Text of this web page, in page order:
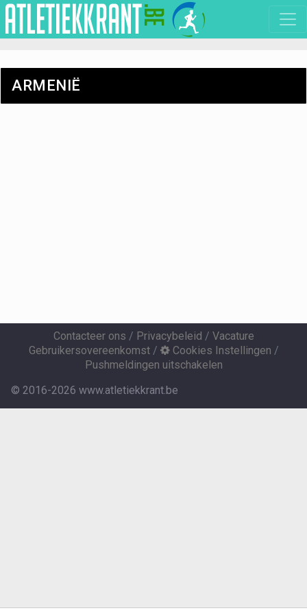
ARMENIË
Contacteer ons / Privacybeleid / Vacature
Gebruikersovereenkomst/ Cookies Instellingen /
Pushmeldingen uitschakelen
© 2016-2026 www.atletiekkrant.be